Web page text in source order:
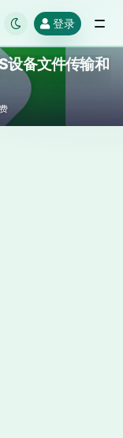
登录
备文件传输和